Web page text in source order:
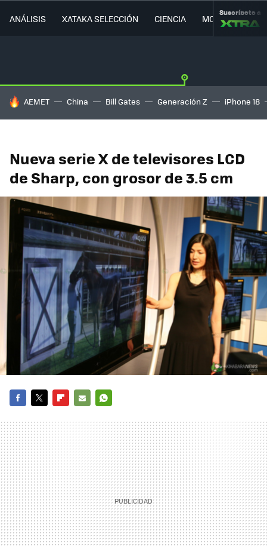
ANÁLISIS XATAKA SELECCIÓN CIENCIA MOVILIDAD
Suscríbete a
HOY SE HABLA DE
AEMET China Bill Gates Generación Z iPhone 18
Nueva serie X de televisores LCD
de Sharp, con grosor de 3.5 cm
MAIL